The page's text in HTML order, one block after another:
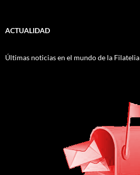
ACTUALIDAD
Últimas noticias en el mundo de la Filatelia